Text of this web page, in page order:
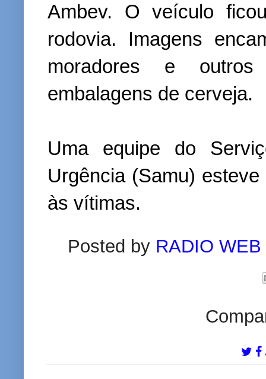
Ambev. O veículo
rodovia. Imagens
moradores e outros
embalagens de cerveja.
Uma equipe do
Urgência (Samu)
às vítimas.
Posted by RADIO